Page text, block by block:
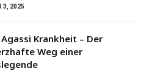
3, 2025
Krankheit – Der
Weg einer